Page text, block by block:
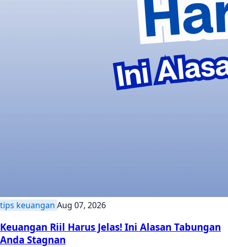
tips keuangan Aug 07, 2026
Keuangan Riil Harus Jelas! Ini Alasan Tabungan
Anda Stagnan